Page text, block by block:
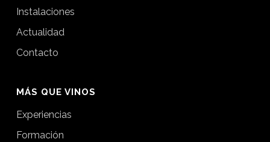
Instalaciones
Actualidad
Contacto
MÁS QUE VINOS
Experiencias
Formación